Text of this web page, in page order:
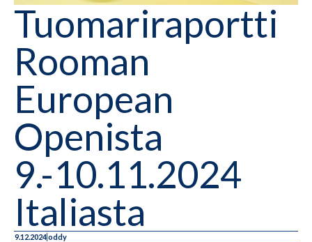
Tuomariraportti
Rooman
European
Openista
9.-10.11.2024
Italiasta
9.12.2024oddy